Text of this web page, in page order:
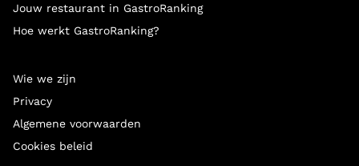
Jouw restaurant in GastroRanking
Hoe werkt GastroRanking?
Wie we zijn
Privacy
Algemene voorwaarden
Cookies beleid